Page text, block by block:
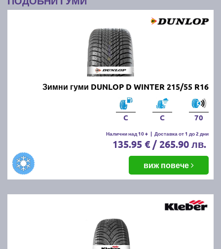
Зимни гуми DUNLOP D WINTER 215/55 R16
C C 70
Налични над 10 + | Доставка от 1 до 2 дни
135.95 € / 265.90 лв.
виж повече